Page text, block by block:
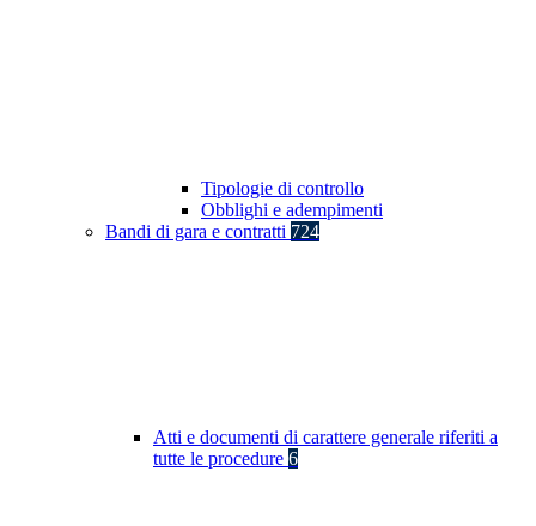
Tipologie di controllo
Obblighi e adempimenti
Bandi di gara e contratti 724
Atti e documenti di carattere generale riferiti a
tutte le procedure 6